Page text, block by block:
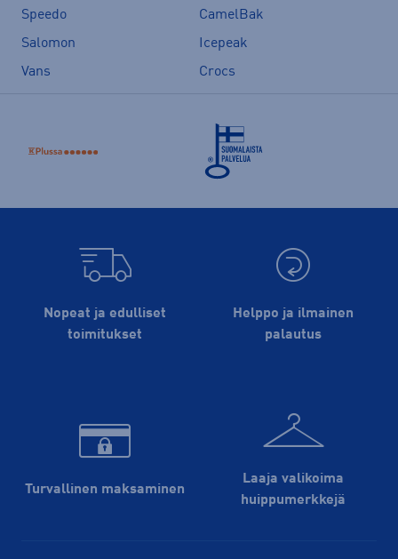
Speedo
CamelBak
Salomon
Icepeak
Vans
Crocs
Nopeat ja edulliset
toimitukset
Helppo ja ilmainen
palautus
Turvallinen maksaminen
Laaja valikoima
huippu­merkkejä